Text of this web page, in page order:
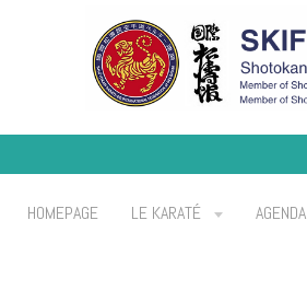
HOMEPAGE LE KARATÉ AGENDA